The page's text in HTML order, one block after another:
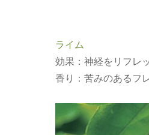
ライム
効果：神経をリフレ
香り：苦みのあるフ